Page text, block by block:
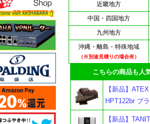
近畿地方
中国・四国地方
九州地方
沖縄・離島・特殊地域
（※別途見積りの場合有）
こちらの商品も人気
【新品】
HPT122br ブ
【新品】